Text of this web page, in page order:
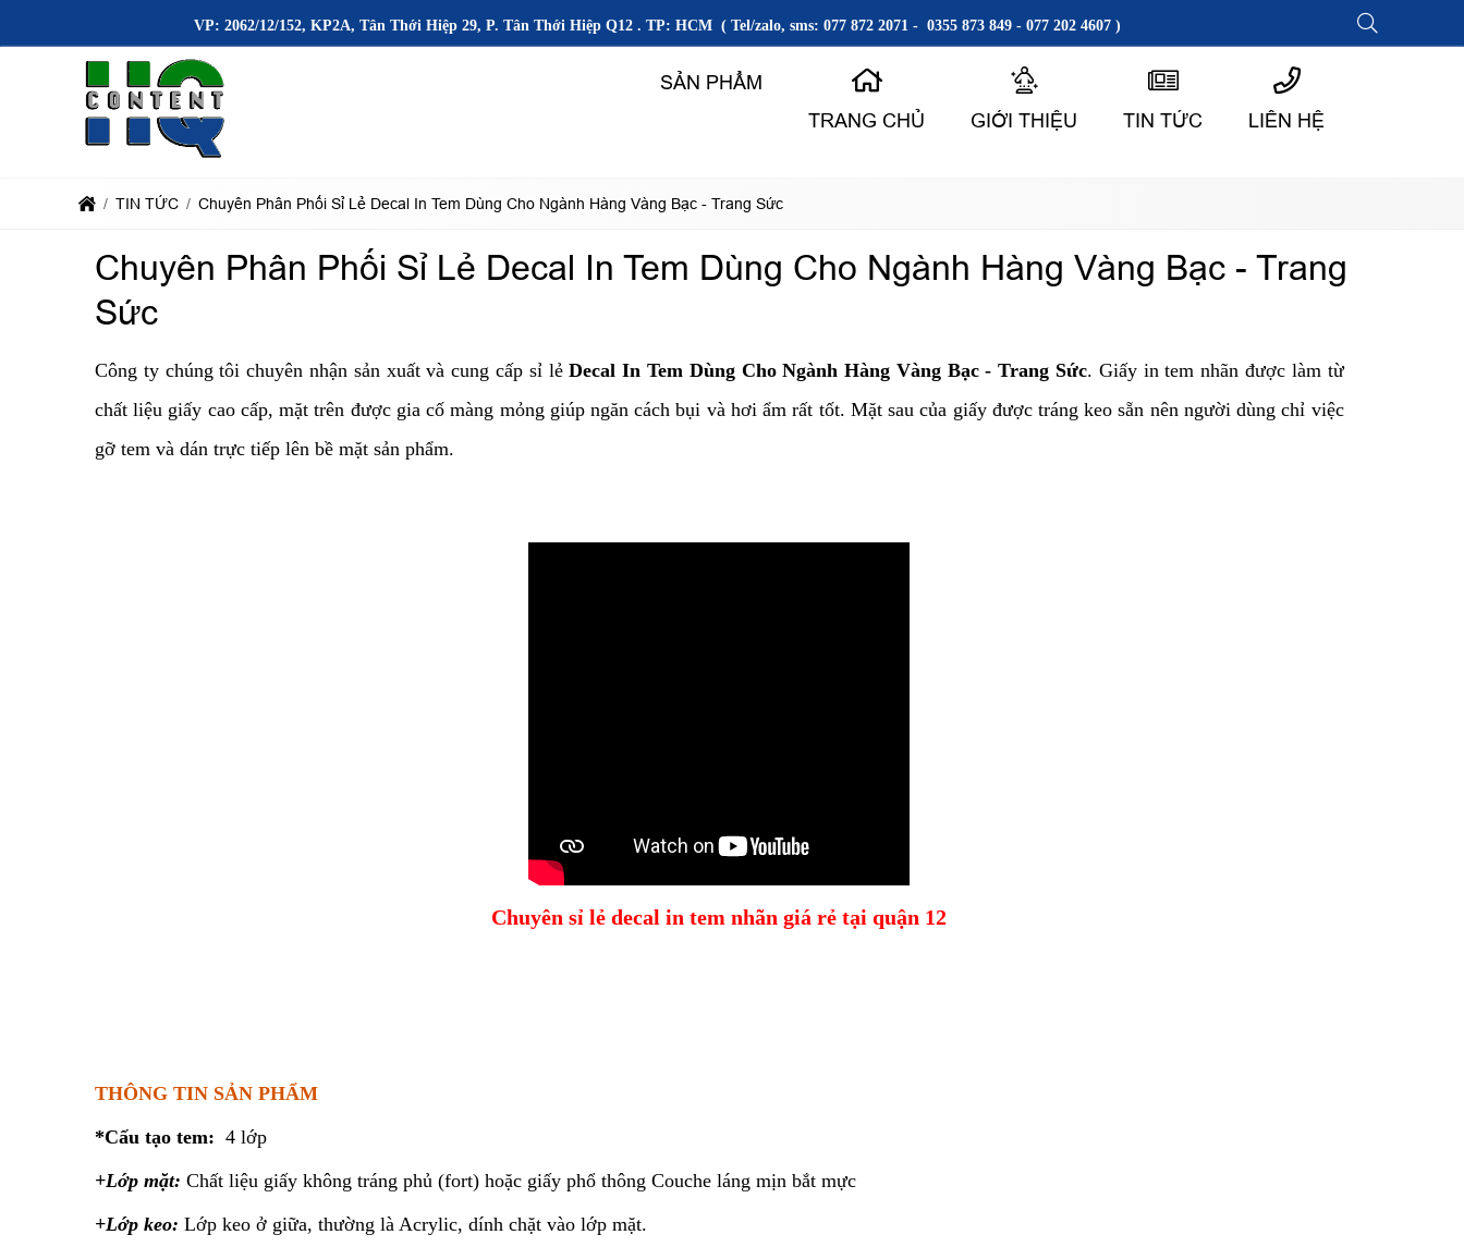
VP: 2062/12/152, KP2A, Tân Thới Hiệp 29, P. Tân Thới Hiệp Q12 . TP: HCM ( Tel/zalo, sms: 077 872 2071 - 0355 873 849 - 077 202 4607 )
SẢN PHẨM
TRANG CHỦ
GIỚI THIỆU TIN TỨC LIÊN HỆ
TIN TỨC Chuyên Phân Phối Sỉ Lẻ Decal In Tem Dùng Cho Ngành Hàng Vàng Bạc - Trang Sức
Chuyên Phân Phối Sỉ Lẻ Decal In Tem Dùng Cho Ngành Hàng Vàng Bạc - Trang
Sức
Công ty chúng tôi chuyên nhận sản xuất và cung cấp sỉ lẻDecal In Tem Dùng Cho Ngành Hàng Vàng Bạc - Trang Sức. Giấy in tem nhãn được làm từ
chất liệu giấy cao cấp, mặt trên được gia cố màng mỏng giúp ngăn cách bụi và hơi ẩm rất tốt. Mặt sau của giấy được tráng keo sẵn nên người dùng chỉ việc
gỡ tem và dán trực tiếp lên bề mặt sản phẩm.
Chuyên sỉ lẻ decal in tem nhãn giá rẻ tại quận 12
THÔNG TIN SẢN PHẨM
*Cấu tạo tem: 4 lớp
+Lớp mặt: Chất liệu giấy không tráng phủ (fort) hoặc giấy phổ thông Couche láng mịn bắt mực
+Lớp keo: Lớp keo ở giữa, thường là Acrylic, dính chặt vào lớp mặt.